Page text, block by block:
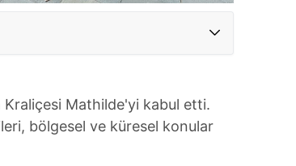
Mathilde'yi kabul etti.
bölgesel ve küresel konular